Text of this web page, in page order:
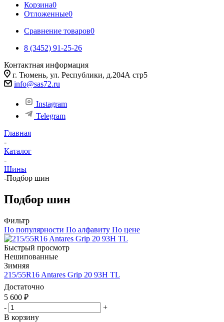
Корзина0
Отложенные0
Сравнение товаров0
8 (3452) 91-25-26
Контактная информация
г. Тюмень, ул. Республики, д.204А стр5
info@sas72.ru
Instagram
Telegram
Главная
-
Каталог
-
Шины
-Подбор шин
Подбор шин
Фильтр
По популярности По алфавиту По цене
Быстрый просмотр
Нешипованные
Зимняя
215/55R16 Antares Grip 20 93H TL
Достаточно
5 600 ₽
-
+
В корзину